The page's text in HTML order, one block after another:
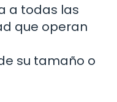
a todas las
que operan
su tamaño o